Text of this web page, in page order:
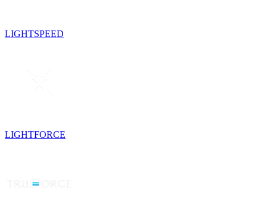
LIGHTSPEED
LIGHTFORCE